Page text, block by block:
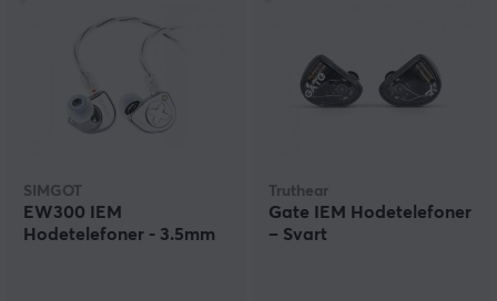
SIMGOT
EW300 IEM
Hodetelefoner - 3.5mm
Truthear
Gate IEM Hodetelefoner
– Svart